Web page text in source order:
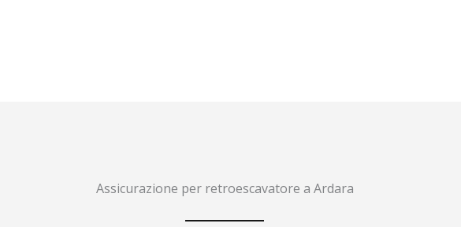
Assicurazione per retroescavatore a Ardara